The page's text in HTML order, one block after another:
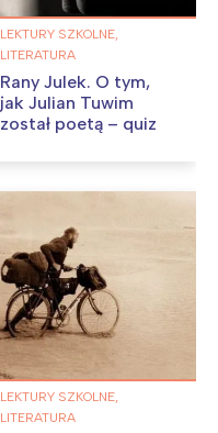
LEKTURY SZKOLNE,
LITERATURA
Rany Julek. O tym,
jak Julian Tuwim
został poetą – quiz
LEKTURY SZKOLNE,
LITERATURA